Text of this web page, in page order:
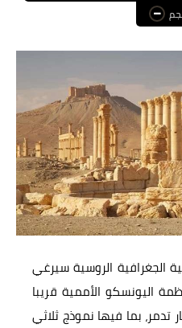
عالم المرأة
فن وثقافة
أخبار مصر
أخبار عربية
أخبار النجوم
أخبار العالم
الجغرافية الروسية سيرغي
اليونسكو الأممية قريبا
تدمر، بما فيها نموذج ثلاثي